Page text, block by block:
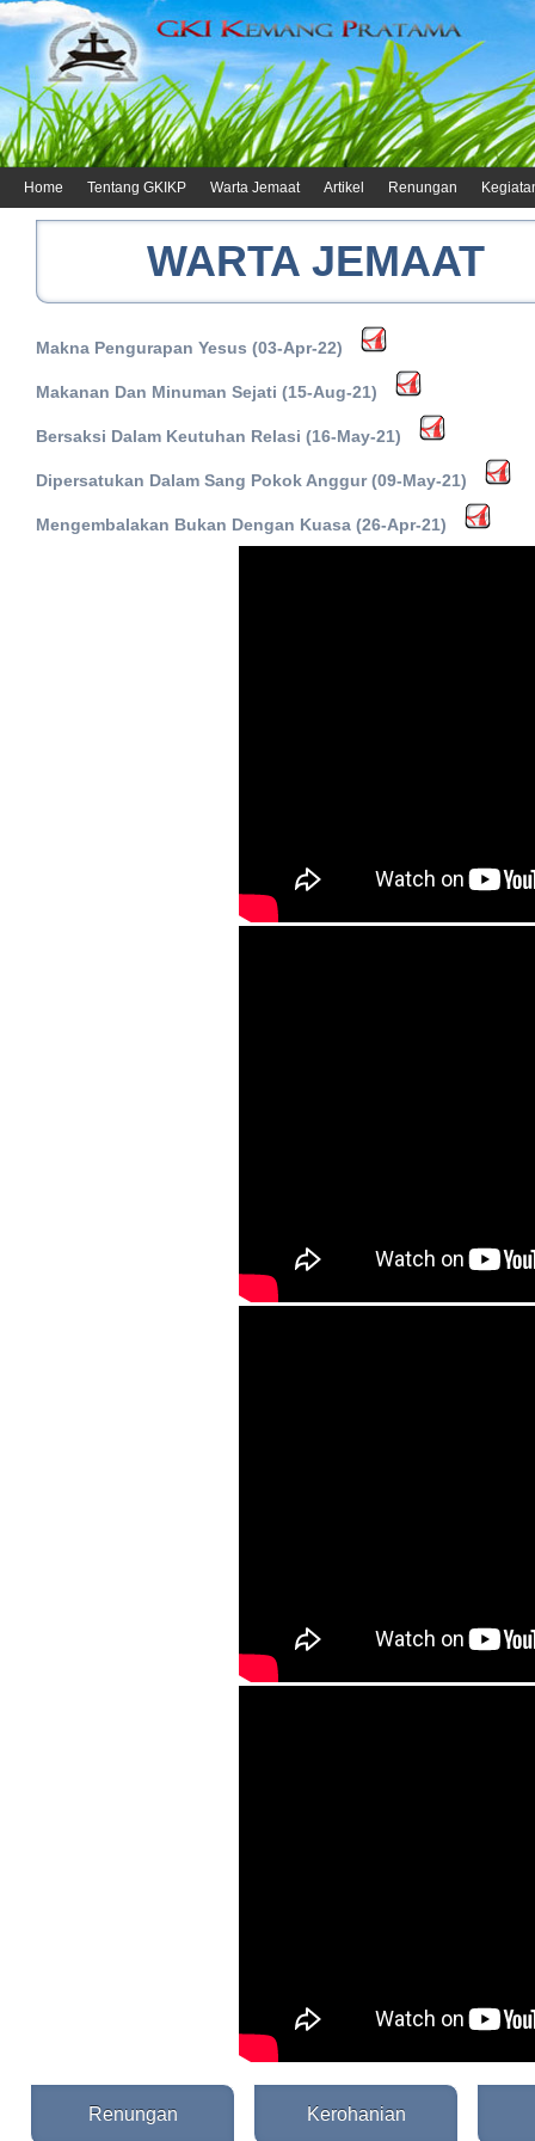
Home Tentang GKIKP Warta Jemaat Artikel Renungan
WARTA JEMAAT
Makna Pengurapan Yesus (03-Apr-22)
Makanan Dan Minuman Sejati (15-Aug-21)
Bersaksi Dalam Keutuhan Relasi (16-May-21)
Dipersatukan Dalam Sang Pokok Anggur (09-May-21)
Mengembalakan Bukan Dengan Kuasa (26-Apr-21)
Renungan Kerohanian